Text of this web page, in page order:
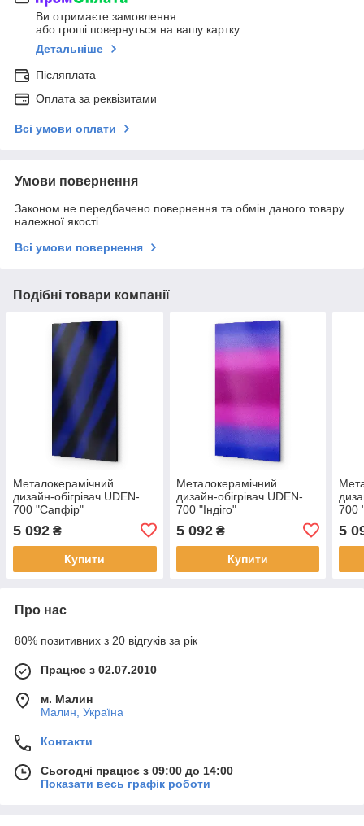
Ви отримаєте замовлення
або гроші повернуться на вашу картку
Детальніше
Післяплата
Оплата за реквізитами
Всі умови оплати
Умови повернення
Законом не передбачено повернення та обмін даного товару
належної якості
Всі умови повернення
Подібні товари компанії
Металокерамічний
дизайн-обігрівач UDEN-
700 "Сапфір"
5 092 ₴
Купити
Металокерамічний
дизайн-обігрівач UDEN-
700 "Індіго"
5 092₴
Купити
700
5
Про нас
80% позитивних з 20 відгуків за рік
Працює з 02.07.2010
м. Малин
Малин, Україна
Контакти
Сьогодні працює з 09:00 до 14:00
Показати весь графік роботи